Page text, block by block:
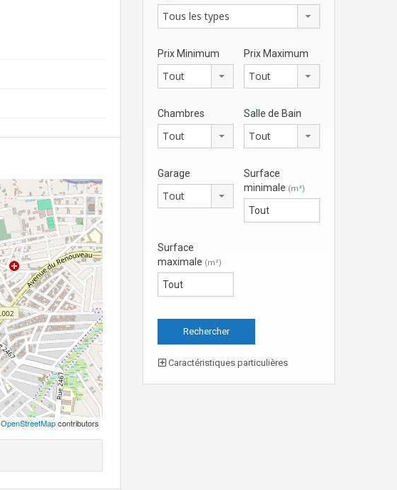
OpenStreetMapcontributors
Tous les types
Prix Minimum
Tout
Prix Maximum
Tout
Chambres
Tout
Salle de Bain
Tout
Garage
Tout
Surface
minimale (m²)
Surface
maximale (m²)
Caractéristiques particulières